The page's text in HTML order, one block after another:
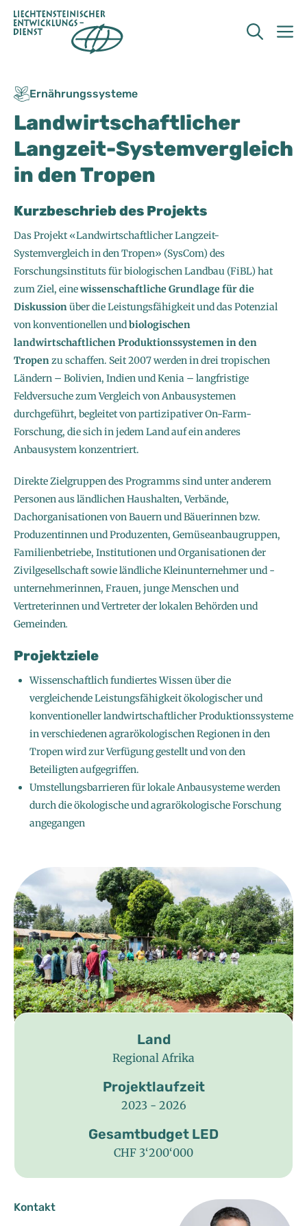
Zum
Inhalt
Ernährungssysteme
Landwirtschaftlicher
Langzeit-Systemvergleich
in den Tropen
Kurzbeschrieb des Projekts
Das Projekt «Landwirtschaftlicher Langzeit-
Systemvergleich in den Tropen» (SysCom) des
Forschungsinstituts für biologischen Landbau (FiBL) hat
zum Ziel, einewissenschaftliche Grundlage für die
Diskussionüber die Leistungsfähigkeit und das Potenzial
von konventionellen undbiologischen
landwirtschaftlichen Produktionssystemen in den
Tropenzu schaffen. Seit 2007 werden in drei tropischen
Ländern – Bolivien, Indien und Kenia – langfristige
Feldversuche zum Vergleich von Anbausystemen
durchgeführt, begleitet von partizipativer On-Farm-
Forschung, die sich in jedem Land auf ein anderes
Anbausystem konzentriert.
Direkte Zielgruppen des Programms sind unter anderem
Personen aus ländlichen Haushalten, Verbände,
Dachorganisationen von Bauern und Bäuerinnen bzw.
Produzentinnen und Produzenten, Gemüseanbaugruppen,
Familienbetriebe, Institutionen und Organisationen der
Zivilgesellschaft sowie ländliche Kleinunternehmer und -
unternehmerinnen, Frauen, junge Menschen und
Vertreterinnen und Vertreter der lokalen Behörden und
Gemeinden.
Projektziele
Wissenschaftlich fundiertes Wissen über die
vergleichende Leistungsfähigkeit ökologischer und
konventioneller landwirtschaftlicher Produktionssysteme
in verschiedenen agrarökologischen Regionen in den
Tropen wird zur Verfügung gestellt und von den
Beteiligten aufgegriffen.
Umstellungsbarrieren für lokale Anbausysteme werden
durch die ökologische und agrarökologische Forschung
angegangen
Land
Regional Afrika
Projektlaufzeit
2023 - 2026
Gesamtbudget LED
CHF 3‘200‘000
Kontakt